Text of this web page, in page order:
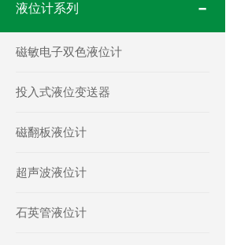
液位计系列
磁敏电子双色液位计
投入式液位变送器
磁翻板液位计
超声波液位计
石英管液位计